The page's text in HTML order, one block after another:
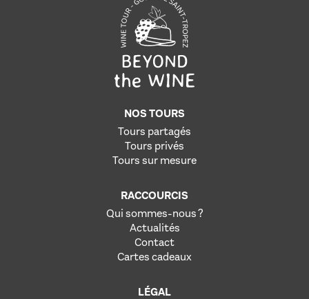
NOS TOURS
Tours partagés
Tours privés
Tours sur mesure
RACCOURCIS
Qui sommes-nous ?
Actualités
Contact
Cartes cadeaux
LÉGAL